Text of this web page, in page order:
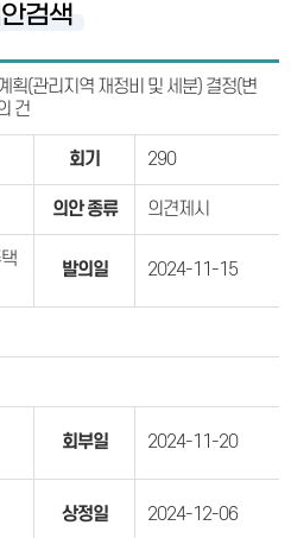
검색
획(관리지역 재정비 및 세분) 결정(변
건
회기 290
의안 종류 의견제시
발의일 2024-11-15
회부일 2024-11-20
상정일 2024-12-06